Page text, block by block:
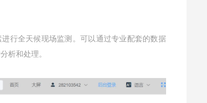
行全天候现场监测。可以通过专业配套的数据
析和处理。